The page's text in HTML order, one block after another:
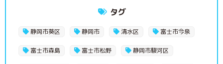
タグ
静岡市葵区 静岡市 清水区 富士市今泉
富士市森島 富士市松野 静岡市駿河区